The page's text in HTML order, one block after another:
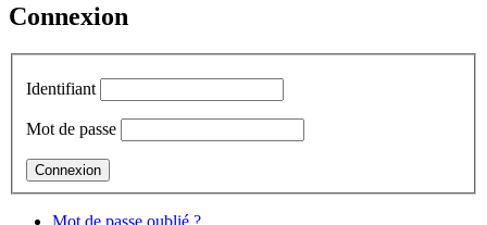
Connexion
Identifiant
Mot de passe
Mot de passe oublié ?